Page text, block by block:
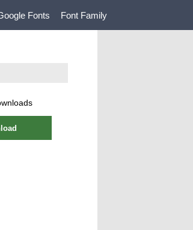
Fonts Font Family